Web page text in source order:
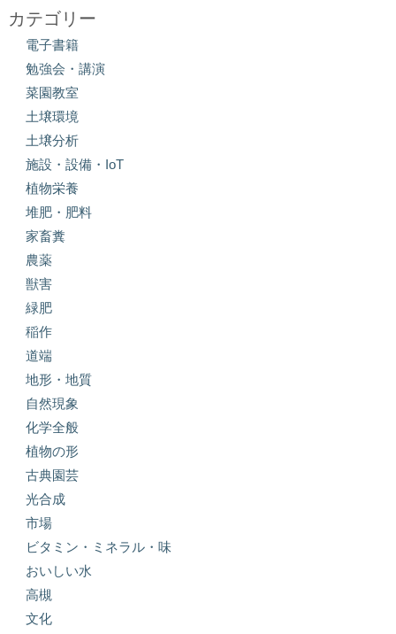
カテゴリー
電子書籍
勉強会・講演
菜園教室
土壌環境
土壌分析
施設・設備・IoT
植物栄養
堆肥・肥料
家畜糞
農薬
獣害
緑肥
稲作
道端
地形・地質
自然現象
化学全般
植物の形
古典園芸
光合成
市場
ビタミン・ミネラル・味
おいしい水
高槻
文化